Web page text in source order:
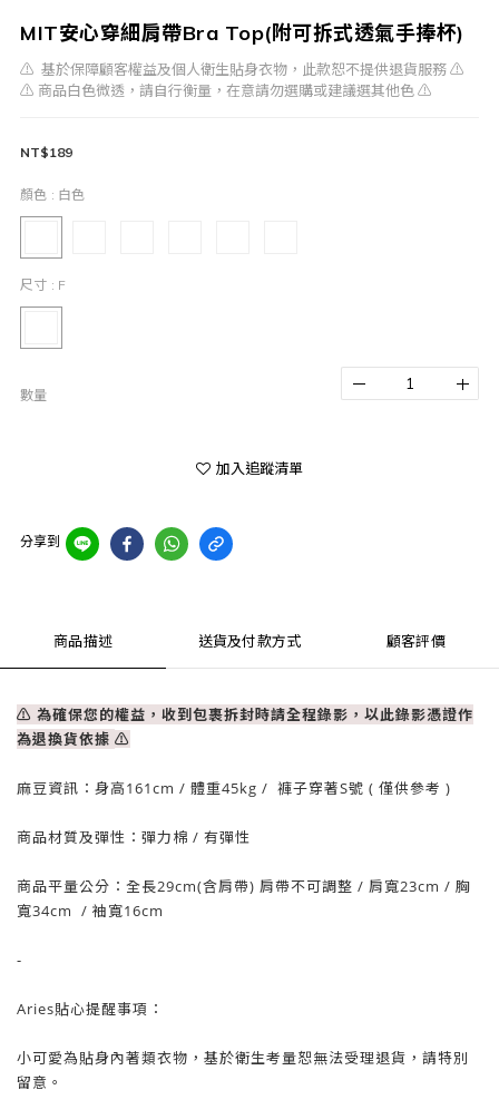
MIT安心穿細肩帶Bra Top(附可拆式透氣手捧杯)
⚠️  基於保障顧客權益及個人衛生貼身衣物，此款恕不提供退貨服務 ⚠️
⚠️ 商品白色微透，請自行衡量，在意請勿選購或建議選其他色 ⚠️
NT$189
顏色 : 白色
尺寸 : F
數量
加入追蹤清單
分享到
商品描述 送貨及付款方式 顧客評價
⚠ 為確保您的權益，收到包裹拆封時請全程錄影，以此錄影憑證作
為退換貨依據 ⚠
麻豆資訊： 身高161cm / 體重45kg / 褲子穿著S號 ( 僅供參考 )
商品材質及彈性：彈力棉 / 有彈性
商品平量公分：全長29cm(含肩帶) 肩帶不可調整 / 肩寬23cm / 胸
寬34cm / 袖寬16cm
-
Aries貼心提醒事項：
小可愛為貼身內著類衣物，基於衛生考量恕無法受理退貨，請特別
留意。